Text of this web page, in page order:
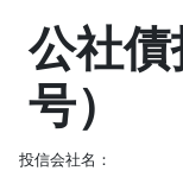
公社債
号）
投信会社名：